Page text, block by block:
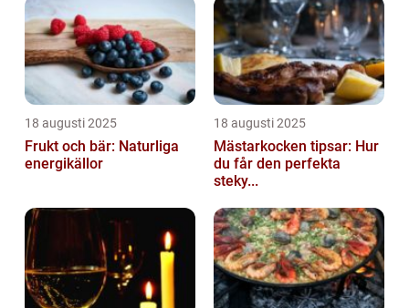
18 augusti 2025
Frukt och bär: Naturliga
energikällor
18 augusti 2025
Mästarkocken tipsar: Hur
du får den perfekta
steky...